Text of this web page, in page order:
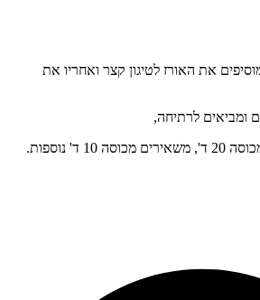
את האורז לטיגון קצר ואחריו את
ומביאים לרתיחה,
ד' נוספות.